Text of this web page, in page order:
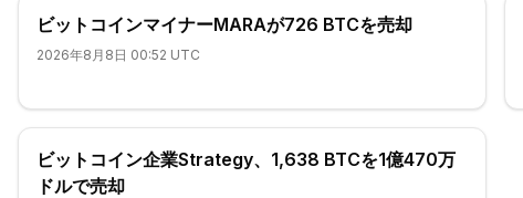
ビットコインマイナーMARAが726 BTCを売却
2026年8月8日 00:52 UTC
ビットコイン企業Strategy、1,638 BTCを1億470万
ドルで売却